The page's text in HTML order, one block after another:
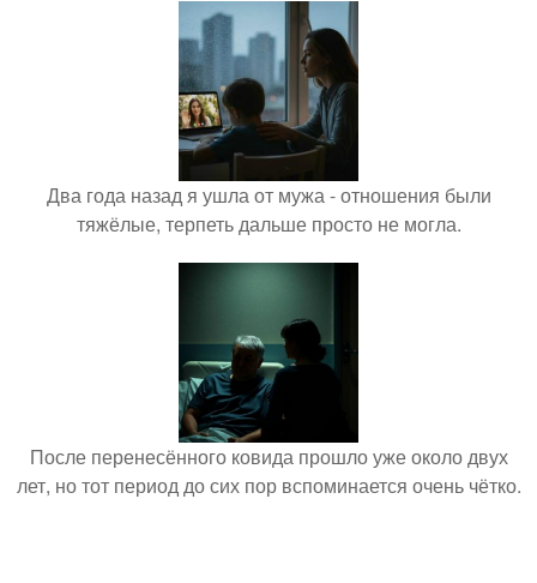
Два года назад я ушла от мужа - отношения были
тяжёлые, терпеть дальше просто не могла.
После перенесённого ковида прошло уже около двух
лет, но тот период до сих пор вспоминается очень чётко.